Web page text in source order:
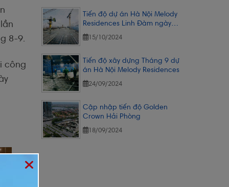
8-9.
công
Tiến độ dự án Hà Nội Melody
Residences Linh Đàm ngày
14/10/2024
15/10/2024
Tiến độ xây dựng Tháng 9 dự
án Hà Nội Melody Residences
24/09/2024
Cập nhập tiến độ Golden
Crown Hải Phòng
18/09/2024